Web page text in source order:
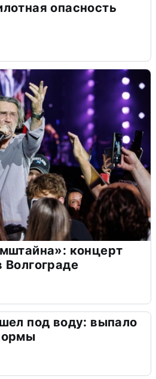
опасность
концерт
Волгограде
под воду: выпало